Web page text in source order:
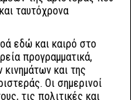
ταυτόχρονα
εδώ και καιρό στο
προγραμματικά,
και της
Οι σημερινοί
τις πολιτικές και